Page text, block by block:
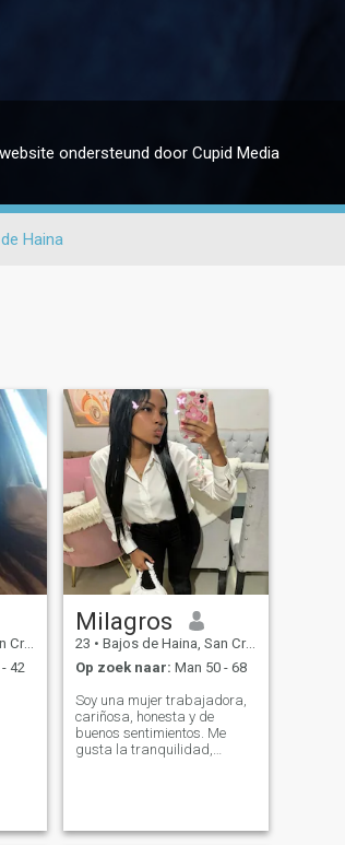
ondersteund door Cupid Media
Haina
Rep.
42
Milagros
23 • Bajos de Haina, San Cristóbal, Dominicaanse Rep.
Op zoek naar: Man 50 - 68
Soy una mujer trabajadora,
cariñosa, honesta y de
buenos sentimientos. Me
gusta la tranquilidad,